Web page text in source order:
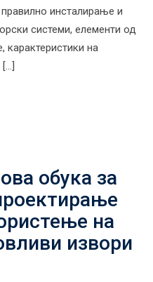
инсталирање и
системи, елементи од
карактеристики на
[…]
обука за
на
извори